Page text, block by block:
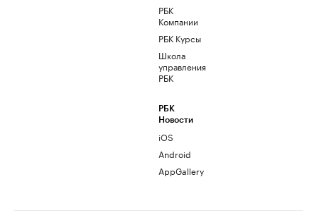
РБК
Компании
РБК Курсы
Школа
управления
РБК
РБК
Новости
iOS
Android
AppGallery